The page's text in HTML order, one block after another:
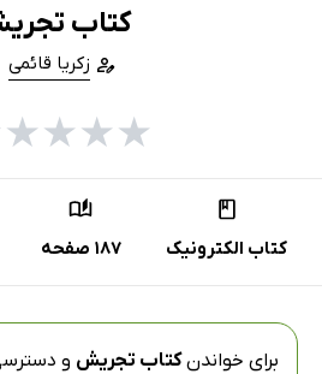
کتاب
زکریا قائمی
★
★
★
★
کتاب الکترونیک 187 صفحه
برای خواندنکتاب تجریش و